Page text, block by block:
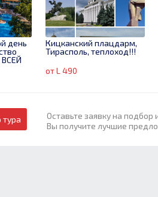
день
Кицканский плацдарм,
Тирасполь, теплоход!!!
от L 490
тура
Оставьте заявку на подбор
Вы получите лучшие